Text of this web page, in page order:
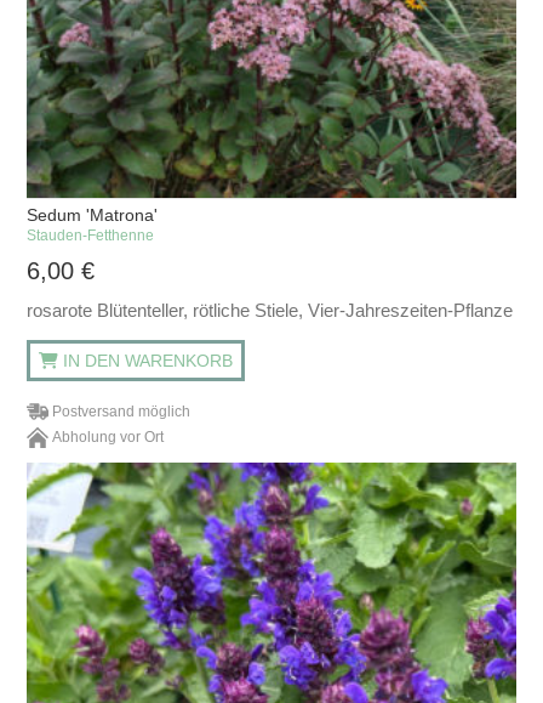
Sedum 'Matrona'
Stauden-Fetthenne
6,00€
rosarote Blütenteller, rötliche Stiele, Vier-Jahreszeiten-Pflanze
IN DEN WARENKORB
Postversand möglich
Abholung vor Ort